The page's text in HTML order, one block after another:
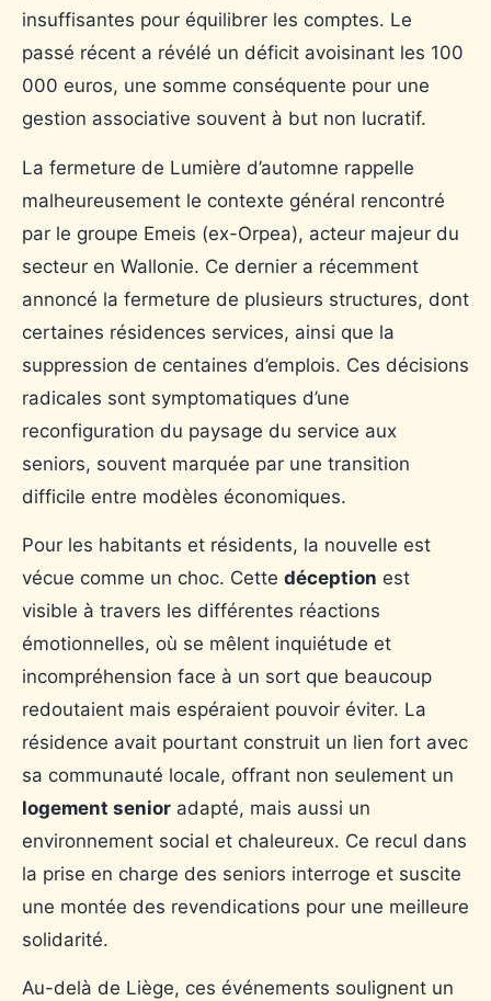
insuffisantes pour équilibrer les comptes. Le
passé récent a révélé un déficit avoisinant les 100
000 euros, une somme conséquente pour une
gestion associative souvent à but non lucratif.
La fermeture de Lumière d’automne rappelle
malheureusement le contexte général rencontré
par le groupe Emeis (ex-Orpea), acteur majeur du
secteur en Wallonie. Ce dernier a récemment
annoncé la fermeture de plusieurs structures, dont
certaines résidences services, ainsi que la
suppression de centaines d’emplois. Ces décisions
radicales sont symptomatiques d’une
reconfiguration du paysage du service aux
seniors, souvent marquée par une transition
difficile entre modèles économiques.
Pour les habitants et résidents, la nouvelle est
vécue comme un choc. Cette déception est
visible à travers les différentes réactions
émotionnelles, où se mêlent inquiétude et
incompréhension face à un sort que beaucoup
redoutaient mais espéraient pouvoir éviter. La
résidence avait pourtant construit un lien fort avec
sa communauté locale, offrant non seulement un
logement senior adapté, mais aussi un
environnement social et chaleureux. Ce recul dans
la prise en charge des seniors interroge et suscite
une montée des revendications pour une meilleure
solidarité.
Au-delà de Liège, ces événements soulignent un